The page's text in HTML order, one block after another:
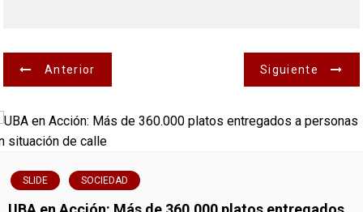
N
a
v
e
Anterior Siguiente
SLIDE SOCIEDAD